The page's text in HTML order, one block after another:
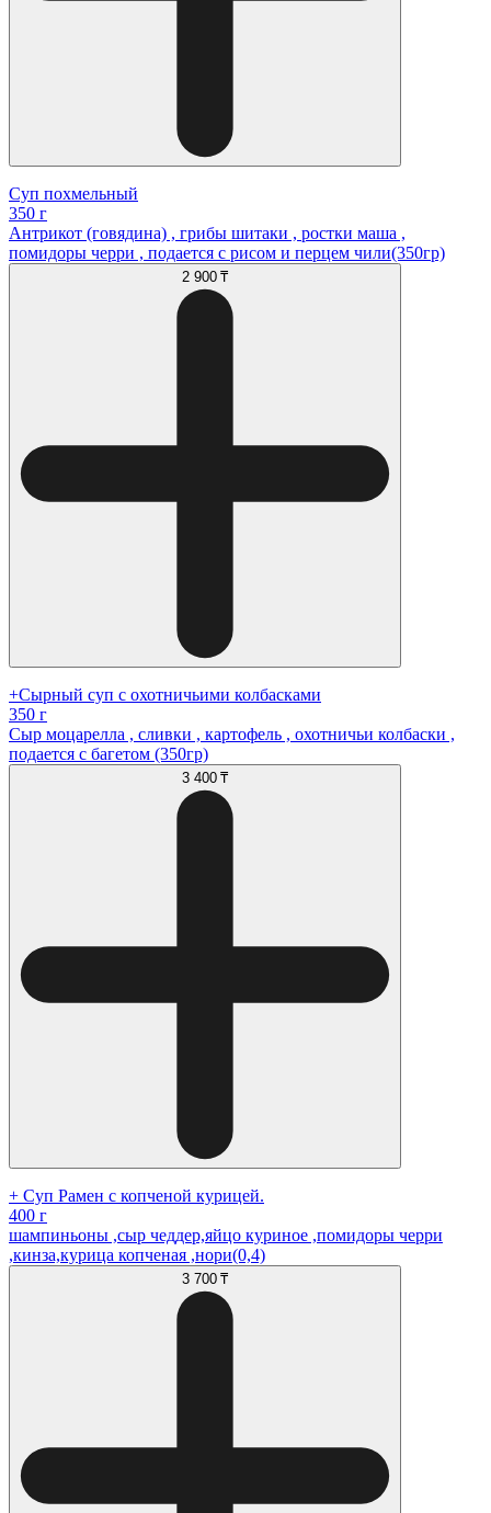
Суп похмельный
350 г
Антрикот (говядина) , грибы шитаки , ростки маша ,
помидоры черри , подается с рисом и перцем чили(350гр)
2 900 ₸
+Сырный суп с охотничьими колбасками
350 г
Сыр моцарелла , сливки , картофель , охотничьи колбаски ,
подается с багетом (350гр)
3 400 ₸
+ Суп Рамен с копченой курицей.
400 г
шампиньоны ,сыр чеддер,яйцо куриное ,помидоры черри
,кинза,курица копченая ,нори(0,4)
3 700 ₸